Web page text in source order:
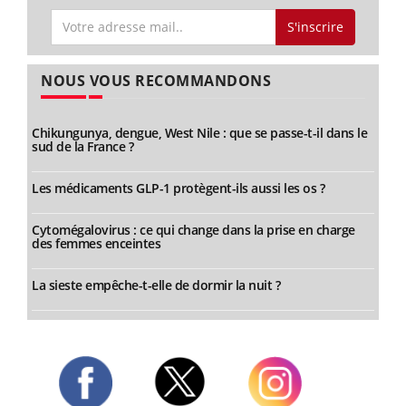
S'inscrire
NOUS VOUS RECOMMANDONS
Chikungunya, dengue, West Nile : que se passe-t-il dans le
sud de la France ?
Les médicaments GLP-1 protègent-ils aussi les os ?
Cytomégalovirus : ce qui change dans la prise en charge
des femmes enceintes
La sieste empêche-t-elle de dormir la nuit ?